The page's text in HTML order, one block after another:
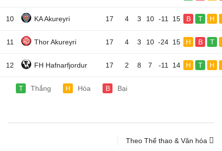
10 KA Akureyri 17 4 3 10 -11 15 B T H
11 Thor Akureyri 17 4 3 10 -24 15 H B T
12 FH Hafnarfjordur 17 2 8 7 -11 14 H T H
T Thắng H Hòa B Bại
Theo Thể thao & Văn hóa